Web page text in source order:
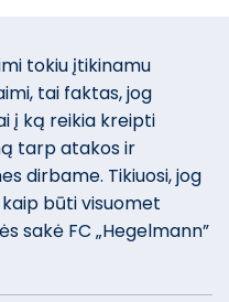
tokiu įtikinamu
tai faktas, jog
į ką reikia kreipti
tarp atakos ir
dirbame. Tikiuosi, jog
būti visuomet
sakė FC „Hegelmann”